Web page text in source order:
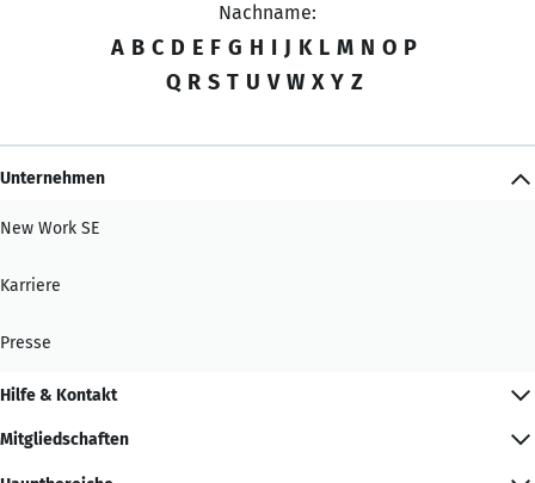
Nachname:
A B C D E F G H I J K L M N O P
Q R S T U V W X Y Z
Unternehmen
New Work SE
Karriere
Presse
Hilfe & Kontakt
Mitgliedschaften